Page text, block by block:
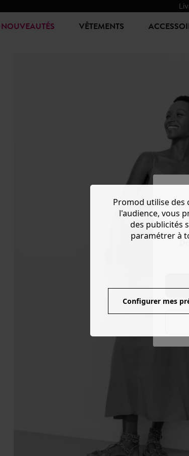
NOUVEAUTÉS VÊTEMENTS
Promod utilise
l'audience, vous
des publicités
paramétrer à
Configurer mes